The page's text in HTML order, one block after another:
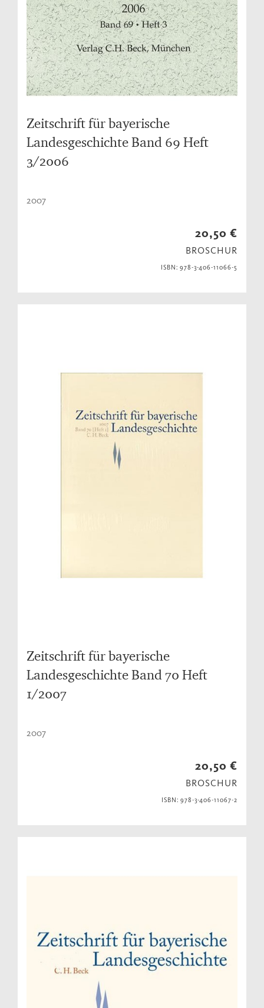
Zeitschrift für bayerische
Landesgeschichte Band 69 Heft
3/2006
2007
20,50 €
BROSCHUR
ISBN: 978-3-406-11066-5
Zeitschrift für bayerische
Landesgeschichte Band 70 Heft
1/2007
2007
20,50 €
BROSCHUR
ISBN: 978-3-406-11067-2